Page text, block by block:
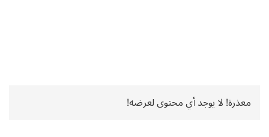
معذرة! لا يوجد أي محتوى لعرضه!